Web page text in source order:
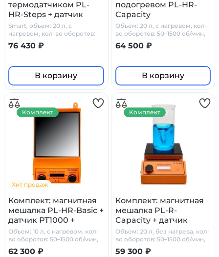
термодатчиком PL-
HR-Steps + датчик
PT1000
Smart, объем: 20 л, с
нагревом, кол-во оборотов:
50–1500 об/мин
76 430 ₽
В корзину
подогревом PL-HR-
Capacity
Объем: 20 л, с нагревом, кол-
во оборотов: 50–1500 об/мин,
стеклокерамика
64 500 ₽
В корзину
Хит продаж
Комплект: магнитная
мешалка PL-HR-Basic +
датчик PT1000 +
штатив Primelab
Объем: 10 л, с нагревом, кол-
во оборотов: 50–1500 об/мин,
стеклокерамика
62 300 ₽
Комплект
Комплект: магнитная
мешалка PL-R-
Capacity + датчик
PT1000 + штатив
Primelab
Объем: 20 л, без нагрева, кол-
во оборотов: 50–1500 об/мин,
стеклокерамика
59 300 ₽
Комплект